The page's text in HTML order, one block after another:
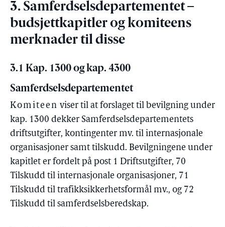
3. Samferdselsdepartementet –
budsjettkapitler og komiteens
merknader til disse
3.1 Kap. 1300 og kap. 4300
Samferdselsdepartementet
Komiteen viser til at forslaget til bevilgning under
kap. 1300 dekker Samferdselsdepartementets
driftsutgifter, kontingenter mv. til internasjonale
organisasjoner samt tilskudd. Bevilgningene under
kapitlet er fordelt på post 1 Driftsutgifter, 70
Tilskudd til internasjonale organisasjoner, 71
Tilskudd til trafikksikkerhetsformål mv., og 72
Tilskudd til samferdselsberedskap.